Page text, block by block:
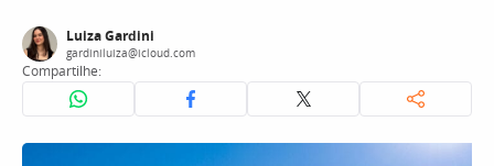
Luiza Gardini
gardiniluiza@icloud.com
Compartilhe: